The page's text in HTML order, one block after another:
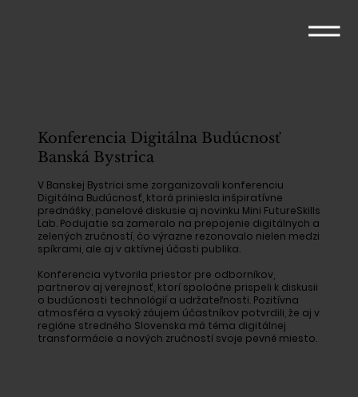
Konferencia Digitálna Budúcnosť
Banská Bystrica
V Banskej Bystrici sme zorganizovali konferenciu
Digitálna Budúcnosť, ktorá priniesla inšpiratívne
prednášky, panelové diskusie aj novinku Mini FutureSkills
Lab. Podujatie sa zameralo na prepojenie digitálnych a
zelených zručností, čo výrazne rezonovalo nielen medzi
spíkrami, ale aj v aktívnej účasti publika.
Konferencia vytvorila priestor pre odborníkov,
partnerov aj verejnosť, ktorí spoločne prispeli k diskusii
o budúcnosti technológií a udržateľnosti. Pozitívna
atmosféra a vysoký záujem účastníkov potvrdili, že aj v
regióne stredného Slovenska má téma digitálnej
transformácie a nových zručností svoje pevné miesto.